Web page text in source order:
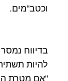
וכטב"מים.
בדיווח
להיות
"אם מטרת